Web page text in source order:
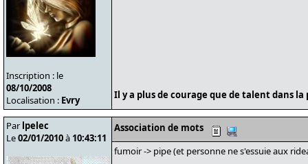
Inscription : le
08/10/2008
Localisation : Evry Il y a plus de courage que de talent dans
Par lpelec
Le02/01/2010à 10:43:11
Association de mots
fumoir -> pipe (et personne ne s'essuie aux